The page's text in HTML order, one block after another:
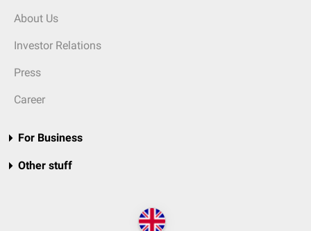
About Us
Investor Relations
Press
Career
For Business
Other stuff